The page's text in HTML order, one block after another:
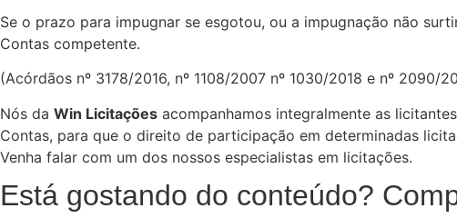
Se o prazo para impugnar se esgotou, ou a impugnação não
Contas competente.
(Acórdãos nº 3178/2016, nº 1108/2007 nº 1030/2018 e nº 2090/
Nós da Win Licitações acompanhamos integralmente as
Contas, para que o direito de participação em determinadas
Venha falar com um dos nossos especialistas em licitações.
Está gostando do conteúdo?